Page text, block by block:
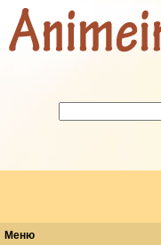
Меню